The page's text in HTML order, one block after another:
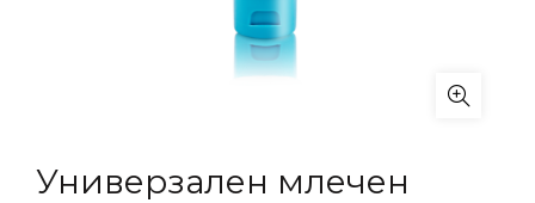
Универзален млечен